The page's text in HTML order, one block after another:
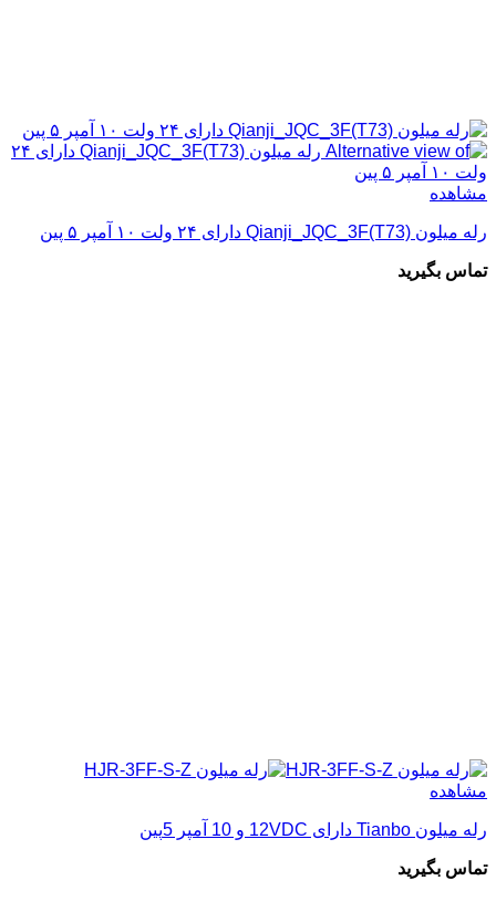
مشاهده
رله میلون Qianji_JQC_3F(T73) دارای ۲۴ ولت ۱۰ آمپر ۵ پین
تماس بگیرید
مشاهده
رله میلون Tianbo دارای 12VDC و 10 آمپر 5پین
تماس بگیرید